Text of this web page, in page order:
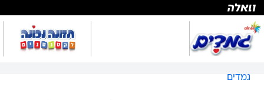
גמדים